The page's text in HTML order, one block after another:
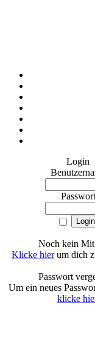
Login
Passwort
Noch kein
Klicke hierum dich
Passwort
Um ein neues
klicke